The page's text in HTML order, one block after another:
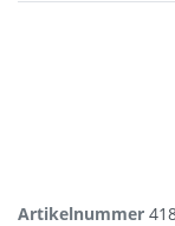
Artikelnummer